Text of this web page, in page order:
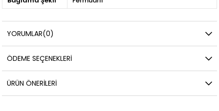
YORUMLAR(0)
ÖDEME SEÇENEKLERI
ÜRÜN ÖNERILERI